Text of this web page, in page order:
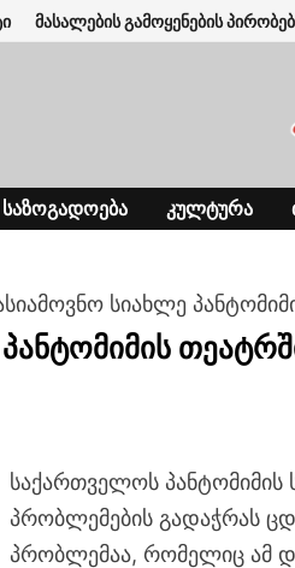
მასალების გამოყენების
ᲡᲐᲖᲝᲒᲐᲓᲝᲔᲑᲐ ᲙᲣᲚᲢᲣᲠᲐ
სიახლე
საქართველოს პანტომიმის
პრობლემების გადაჭრას
პრობლემაა, რომელიც ამ